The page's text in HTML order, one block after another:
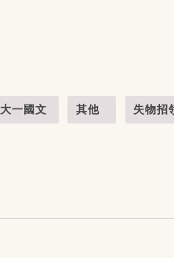
大一國文 其他 失物招